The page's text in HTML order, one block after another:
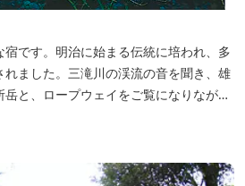
です。明治に始まる伝統に培われ、多
れました。三滝川の渓流の音を聞き、雄
と、ロープウェイをご覧になりながら
です。 また、庭園にある昭
た貸切風呂（６タイプ）はレトロクラ
に好評をいただいております。夕食は部
...